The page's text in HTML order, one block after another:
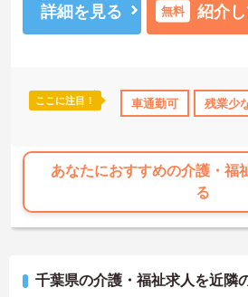
研修制度あり 産休･育休･介護休暇取
★無理なく長く働ける勤務環境が整って
・『年間休日110日以上』でプライベート
・特別養護老人ホーム50名、ショートス
・身体介助から生活援助まで幅広い介護
★ライフステージの変化にも対応しやす
・産休・育休の取得実績があります
・介護休暇の取得実績があります
・試用期間中も条件変更なく勤務を開始
★福利厚生が充実しており腰を据えて働
・マイカー通勤が可能で通勤負担の軽減
詳細を見る 無料 紹介
ここに注目！ 車通勤可 残業少
あなたにおすすめの介護・福
る
千葉県の介護・福祉求人を近隣